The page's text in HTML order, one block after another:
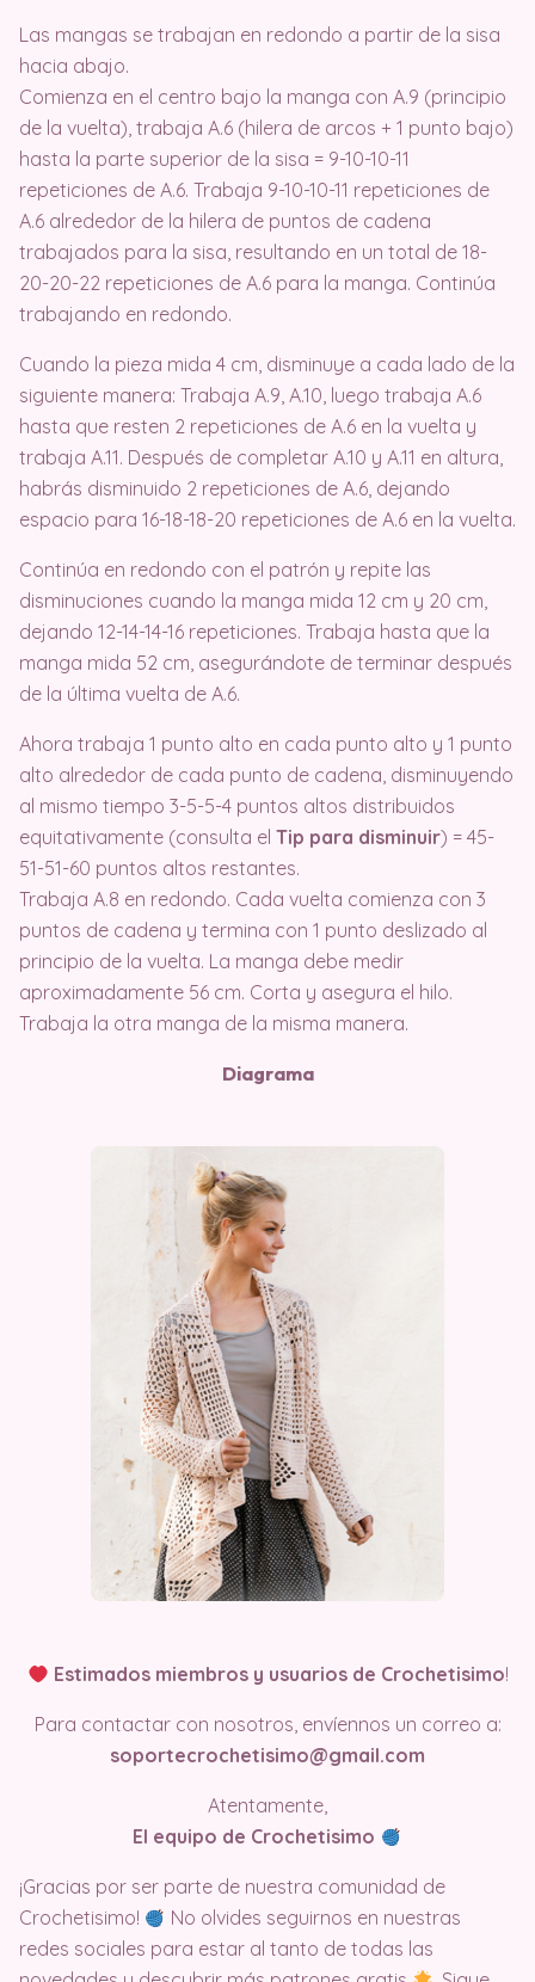
Las mangas se trabajan en redondo a partir de la sisa
hacia abajo.
Comienza en el centro bajo la manga con A.9 (principio
de la vuelta), trabaja A.6 (hilera de arcos + 1 punto bajo)
hasta la parte superior de la sisa = 9-10-10-11
repeticiones de A.6. Trabaja 9-10-10-11 repeticiones de
A.6 alrededor de la hilera de puntos de cadena
trabajados para la sisa, resultando en un total de 18-
20-20-22 repeticiones de A.6 para la manga. Continúa
trabajando en redondo.
Cuando la pieza mida 4 cm, disminuye a cada lado de la
siguiente manera: Trabaja A.9, A.10, luego trabaja A.6
hasta que resten 2 repeticiones de A.6 en la vuelta y
trabaja A.11. Después de completar A.10 y A.11 en altura,
habrás disminuido 2 repeticiones de A.6, dejando
espacio para 16-18-18-20 repeticiones de A.6 en la vuelta.
Continúa en redondo con el patrón y repite las
disminuciones cuando la manga mida 12 cm y 20 cm,
dejando 12-14-14-16 repeticiones. Trabaja hasta que la
manga mida 52 cm, asegurándote de terminar después
de la última vuelta de A.6.
Ahora trabaja 1 punto alto en cada punto alto y 1 punto
alto alrededor de cada punto de cadena, disminuyendo
al mismo tiempo 3-5-5-4 puntos altos distribuidos
equitativamente (consulta el Tip para disminuir) = 45-
51-51-60 puntos altos restantes.
Trabaja A.8 en redondo. Cada vuelta comienza con 3
puntos de cadena y termina con 1 punto deslizado al
principio de la vuelta. La manga debe medir
aproximadamente 56 cm. Corta y asegura el hilo.
Trabaja la otra manga de la misma manera.
Diagrama
Estimados miembros y usuarios de Crochetisimo!
Para contactar con nosotros, envíennos un correo a:
soportecrochetisimo@gmail.com
Atentamente,
El equipo de Crochetisimo
¡Gracias por ser parte de nuestra comunidad de
Crochetisimo!
No olvides seguirnos en nuestras
redes sociales para estar al tanto de todas las